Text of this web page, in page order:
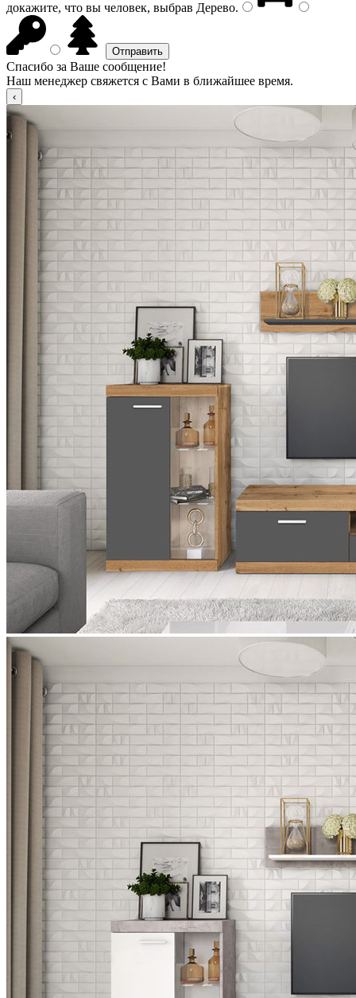
докажите, что вы человек, выбрав Дерево.
Спасибо за Ваше сообщение!
Наш менеджер свяжется с Вами в ближайшее время.